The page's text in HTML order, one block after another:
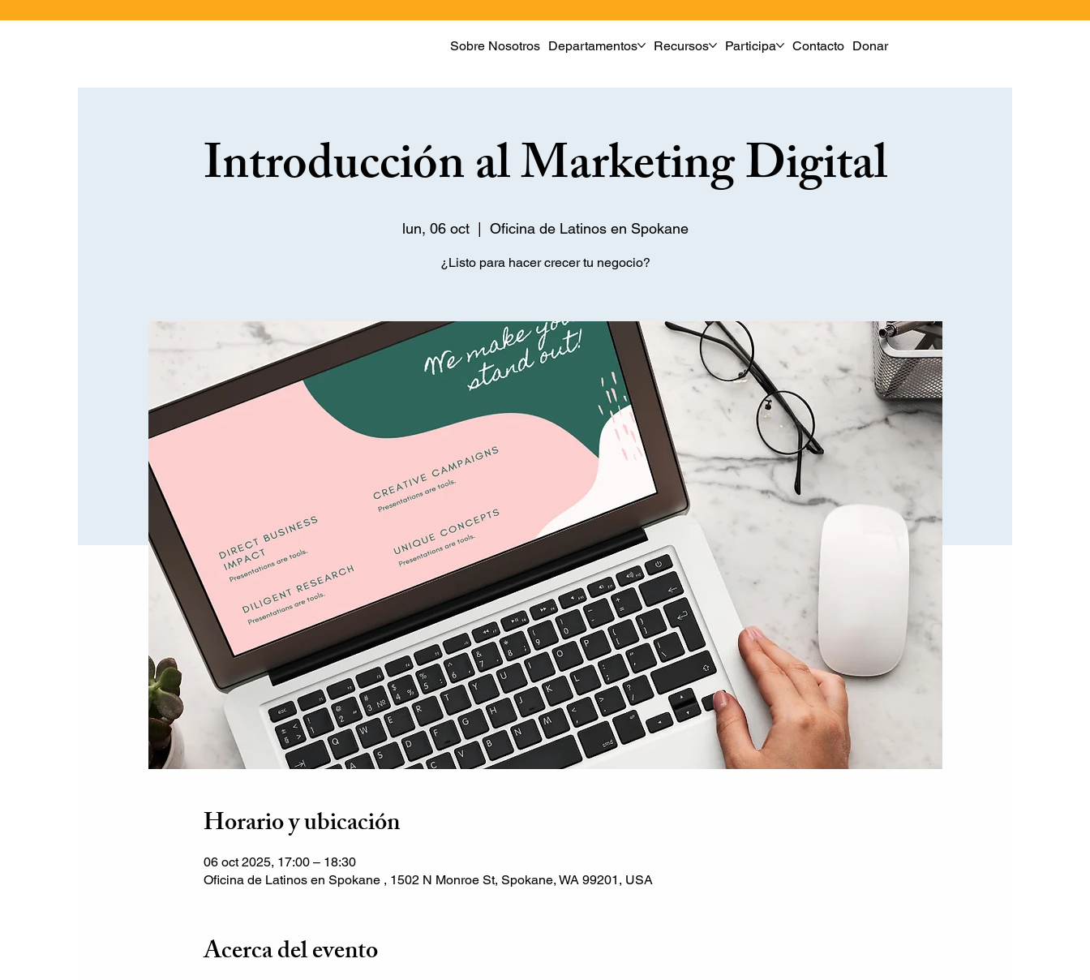
Sobre Nosotros Departamentos Recursos Participa Contacto Donar
Introducción al Marketing Digital
lun, 06 oct
  |
Oficina de Latinos en Spokane
¿Listo para hacer crecer tu negocio?
Horario y ubicación
06 oct 2025, 17:00 – 18:30
Oficina de Latinos en Spokane , 1502 N Monroe St, Spokane, WA 99201, USA
Acerca del evento